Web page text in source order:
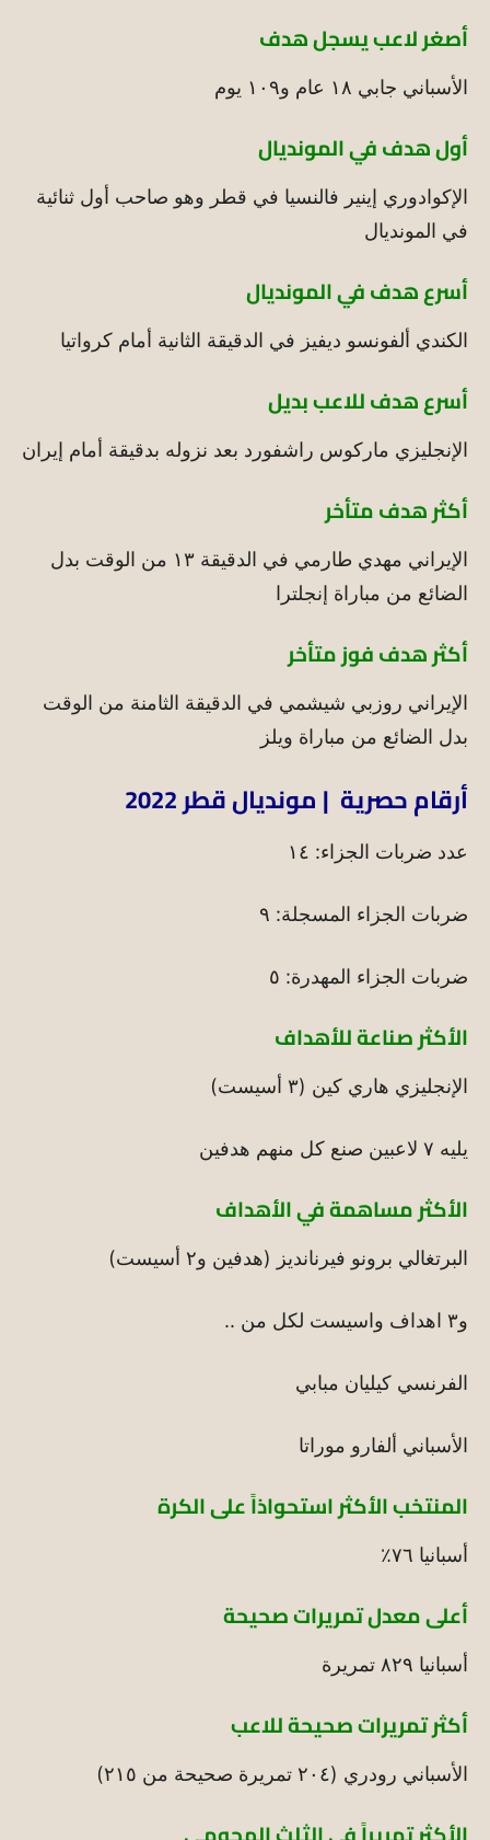
أصغر لاعب يسجل هدف
الأسباني جابي ١٨ عام و١٠٩ يوم
أول هدف في المونديال
الإكوادوري إينير فالنسيا في قطر وهو صاحب أول ثنائية
في المونديال
أسرع هدف في المونديال
الكندي ألفونسو ديفيز في الدقيقة الثانية أمام كرواتيا
أسرع هدف للاعب بديل
الإنجليزي ماركوس راشفورد بعد نزوله بدقيقة أمام إيران
أكثر هدف متأخر
الإيراني مهدي طارمي في الدقيقة ١٣ من الوقت بدل
الضائع من مباراة إنجلترا
أكثر هدف فوز متأخر
الإيراني روزبي شيشمي في الدقيقة الثامنة من الوقت
بدل الضائع من مباراة ويلز
أرقام حصرية | مونديال قطر 2022
عدد ضربات الجزاء: ١٤
ضربات الجزاء المسجلة: ٩
ضربات الجزاء المهدرة: ٥
الأكثر صناعة للأهداف
الإنجليزي هاري كين (٣ أسيست)
يليه ٧ لاعبين صنع كل منهم هدفين
الأكثر مساهمة في الأهداف
البرتغالي برونو فيرنانديز (هدفين و٢ أسيست)
و٣ اهداف واسيست لكل من ..
الفرنسي كيليان مبابي
الأسباني ألفارو موراتا
المنتخب الأكثر استحواذاً على الكرة
أسبانيا ٧٦٪
أعلى معدل تمريرات صحيحة
أسبانيا ٨٢٩ تمريرة
أكثر تمريرات صحيحة للاعب
الأسباني رودري (٢٠٤ تمريرة صحيحة من ٢١٥)